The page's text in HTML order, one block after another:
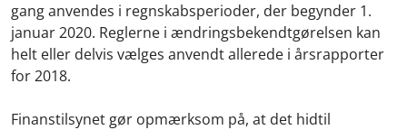
gang anvendes i regnskabsperioder, der begynder 1.
januar 2020. Reglerne i ændringsbekendtgørelsen kan
helt eller delvis vælges anvendt allerede i årsrapporter
for 2018.
Finanstilsynet gør opmærksom på, at det hidtil